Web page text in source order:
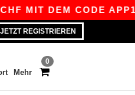
MIT DEM CODE
JETZT REGISTRIEREN
0
Mehr